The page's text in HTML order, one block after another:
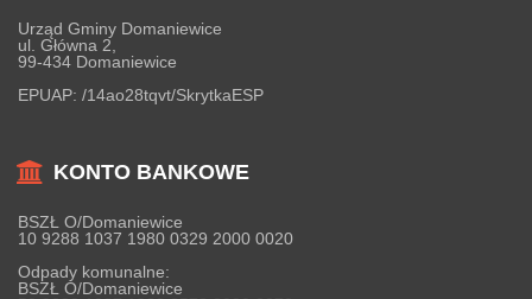
Urząd Gminy Domaniewice
ul. Główna 2,
99-434 Domaniewice
EPUAP: /14ao28tqvt/SkrytkaESP
KONTO BANKOWE
BSZŁ O/Domaniewice
10 9288 1037 1980 0329 2000 0020
Odpady komunalne:
BSZŁ O/Domaniewice